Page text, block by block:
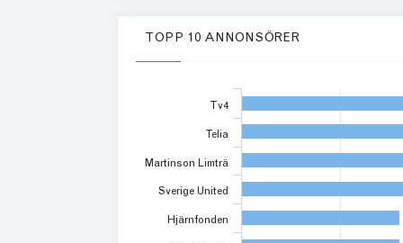
TOPP 10 ANNONSÖRER
Tv4
Telia
Martinson Limträ
Sverige United
Hjärnfonden